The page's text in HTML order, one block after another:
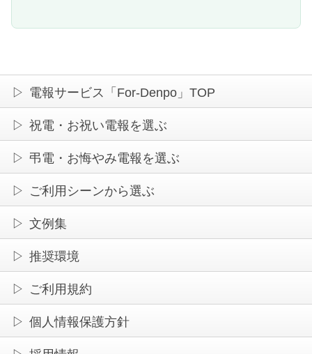
電報サービス「For-Denpo」TOP
祝電・お祝い電報を選ぶ
弔電・お悔やみ電報を選ぶ
ご利用シーンから選ぶ
文例集
推奨環境
ご利用規約
個人情報保護方針